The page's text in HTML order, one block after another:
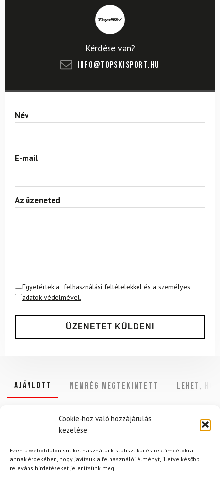
Cookie-hoz való hozzájárulás
kezelése
Ezen a weboldalon sütiket használunk statisztikai és reklámcélokra
annak érdekében, hogy javítsuk a felhasználói élményt, illetve később
releváns hirdetéseket jelenítsünk meg.
Kérdése van?
info@topskisport.hu
Név
E-mail
Az üzeneted
Egyetértek a felhasználási feltételekkel és a személyes
adatok védelmével.
Ajánlott NEMRÉG MEGTEKINTETT Lehet,